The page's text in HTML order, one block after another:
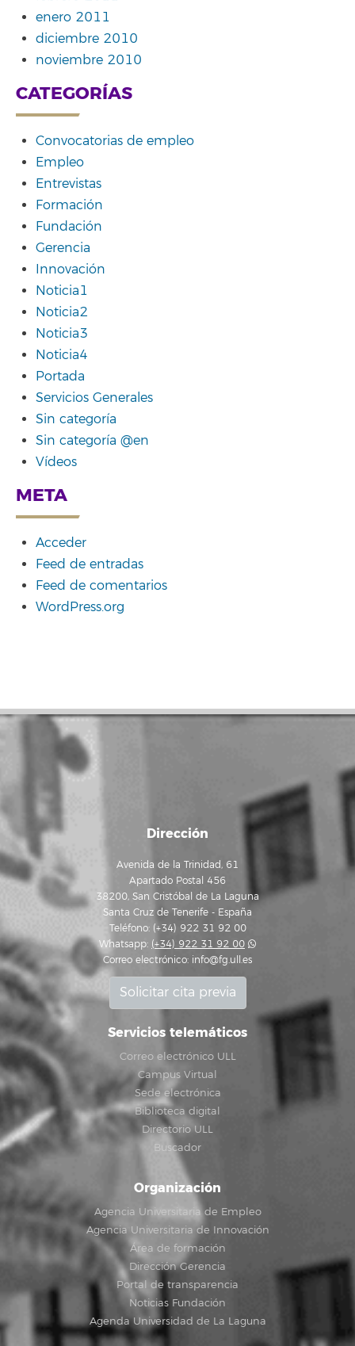
enero 2011
diciembre 2010
noviembre 2010
CATEGORÍAS
Convocatorias de empleo
Empleo
Entrevistas
Formación
Fundación
Gerencia
Innovación
Noticia1
Noticia2
Noticia3
Noticia4
Portada
Servicios Generales
Sin categoría
Sin categoría @en
Vídeos
META
Acceder
Feed de entradas
Feed de comentarios
WordPress.org
Dirección
Avenida de la Trinidad, 61
Apartado Postal 456
38200, San Cristóbal de La Laguna
Santa Cruz de Tenerife - España
Teléfono: (+34) 922 31 92 00
Whatsapp: (+34) 922 31 92 00
Correo electrónico: info@fg.ull.es
Solicitar cita previa
Servicios telemáticos
Correo electrónico ULL
Campus Virtual
Sede electrónica
Biblioteca digital
Directorio ULL
Buscador
Organización
Agencia Universitaria de Empleo
Agencia Universitaria de Innovación
Área de formación
Dirección Gerencia
Portal de transparencia
Noticias Fundación
Agenda Universidad de La Laguna